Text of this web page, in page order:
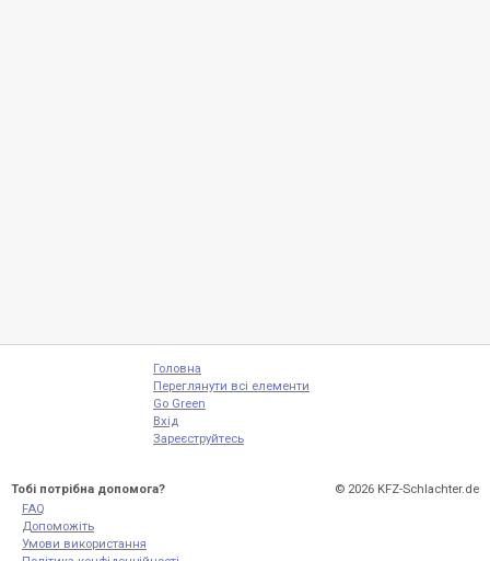
Головна
Переглянути всі елементи
Go Green
Вхід
Зареєструйтесь
Тобі потрібна допомога?
FAQ
Допоможіть
Умови використання
© 2026 KFZ-Schlachter.de